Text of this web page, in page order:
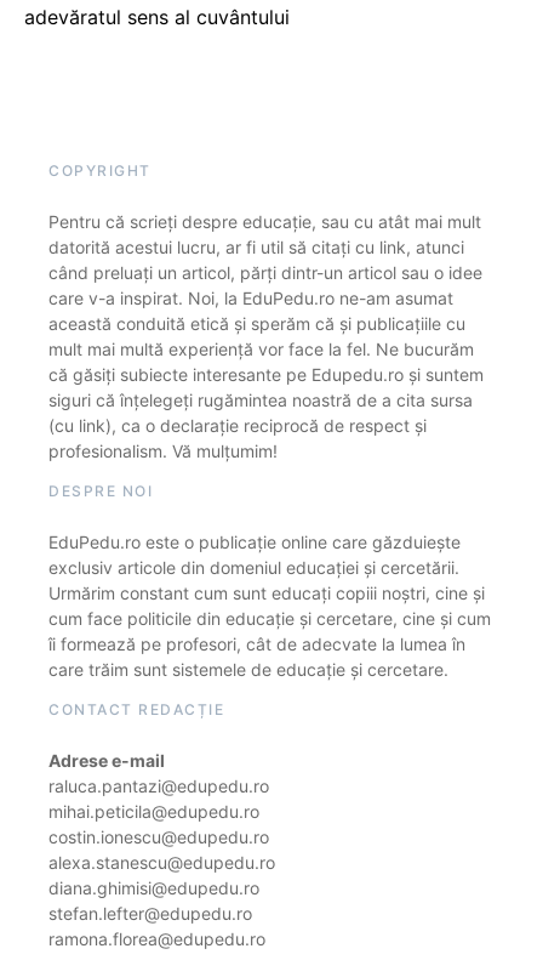
adevăratul sens al cuvântului
COPYRIGHT
Pentru că scrieți despre educație, sau cu atât mai mult
datorită acestui lucru, ar fi util să citați cu link, atunci
când preluați un articol, părți dintr-un articol sau o idee
care v-a inspirat. Noi, la EduPedu.ro ne-am asumat
această conduită etică și sperăm că și publicațiile cu
mult mai multă experiență vor face la fel. Ne bucurăm
că găsiți subiecte interesante pe Edupedu.ro și suntem
siguri că înțelegeți rugămintea noastră de a cita sursa
(cu link), ca o declarație reciprocă de respect și
profesionalism. Vă mulțumim!
DESPRE NOI
EduPedu.ro este o publicație online care găzduiește
exclusiv articole din domeniul educației și cercetării.
Urmărim constant cum sunt educați copiii noștri, cine și
cum face politicile din educație și cercetare, cine și cum
îi formează pe profesori, cât de adecvate la lumea în
care trăim sunt sistemele de educație și cercetare.
CONTACT REDACȚIE
Adrese e-mail
raluca.pantazi@edupedu.ro
mihai.peticila@edupedu.ro
costin.ionescu@edupedu.ro
alexa.stanescu@edupedu.ro
diana.ghimisi@edupedu.ro
stefan.lefter@edupedu.ro
ramona.florea@edupedu.ro